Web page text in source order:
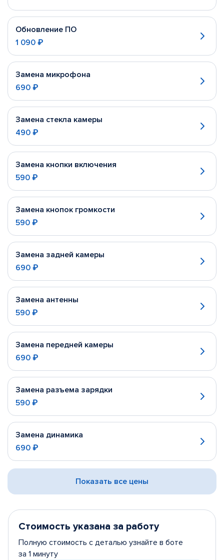
Обновление ПО
1 090 ₽
Замена микрофона
690 ₽
Замена стекла камеры
490 ₽
Замена кнопки включения
590 ₽
Замена кнопок громкости
590 ₽
Замена задней камеры
690 ₽
Замена антенны
590 ₽
Замена передней камеры
690 ₽
Замена разъема зарядки
590 ₽
Замена динамика
690 ₽
Показать все цены
Стоимость указана за работу
Полную стоимость с деталью узнайте в боте
за 1 минуту